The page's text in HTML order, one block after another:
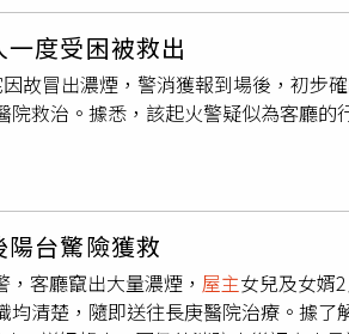
內查看，沒想到一開門就發現3具遺體
Anne Cash）及其22歲兒子布萊恩（
夫保羅（Paul Cash），也就是這棟
案的可能性，詳細案情仍有待進一步
買下這棟房屋，當時他們向銀行申請
年12月起便未再繳納房貸，因此當局
法拍程序啟動後死亡，若證實是在法拍
後取得這棟房產。對此，馬奇翁已向法
度受困被救出
故冒出濃煙，警消獲報到場後，初步
救治。據悉，該起火警疑似為客廳的
台驚險獲救
客廳竄出大量濃煙， 屋主女兒及女婿
清楚，隨即送往長庚醫院治療。據了